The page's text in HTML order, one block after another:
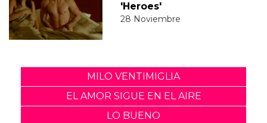
'Heroes'
28 Noviembre
MILO VENTIMIGLIA
EL AMOR SIGUE EN EL AIRE
LO BUENO